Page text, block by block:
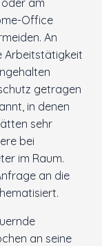
Office
An
Arbeitstätigkeit
getragen
in denen
sehr
bei
im Raum.
an die
an seine